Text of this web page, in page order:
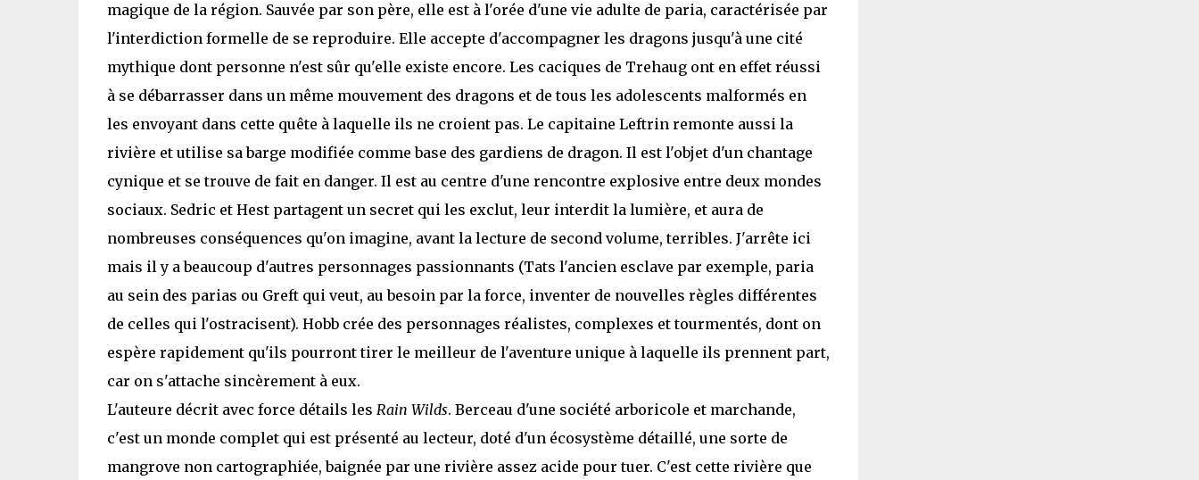
magique de la région. Sauvée par son père, elle est à l'orée d'une vie adulte de paria, caractérisée par
l'interdiction formelle de se reproduire. Elle accepte d'accompagner les dragons jusqu'à une cité
mythique dont personne n'est sûr qu'elle existe encore. Les caciques de Trehaug ont en effet réussi
à se débarrasser dans un même mouvement des dragons et de tous les adolescents malformés en
les envoyant dans cette quête à laquelle ils ne croient pas. Le capitaine Leftrin remonte aussi la
rivière et utilise sa barge modifiée comme base des gardiens de dragon. Il est l'objet d'un chantage
cynique et se trouve de fait en danger. Il est au centre d'une rencontre explosive entre deux mondes
sociaux. Sedric et Hest partagent un secret qui les exclut, leur interdit la lumière, et aura de
nombreuses conséquences qu'on imagine, avant la lecture de second volume, terribles. J'arrête ici
mais il y a beaucoup d'autres personnages passionnants (Tats l'ancien esclave par exemple, paria
au sein des parias ou Greft qui veut, au besoin par la force, inventer de nouvelles règles différentes
de celles qui l'ostracisent). Hobb crée des personnages réalistes, complexes et tourmentés, dont on
espère rapidement qu'ils pourront tirer le meilleur de l'aventure unique à laquelle ils prennent part,
car on s'attache sincèrement à eux.
L'auteure décrit avec force détails les Rain Wilds. Berceau d'une société arboricole et marchande,
c'est un monde complet qui est présenté au lecteur, doté d'un écosystème détaillé, une sorte de
mangrove non cartographiée, baignée par une rivière assez acide pour tuer. C'est cette rivière que